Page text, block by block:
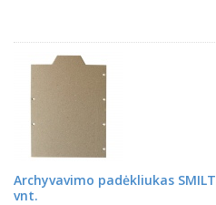
Archyvavimo padėkliukas
vnt.